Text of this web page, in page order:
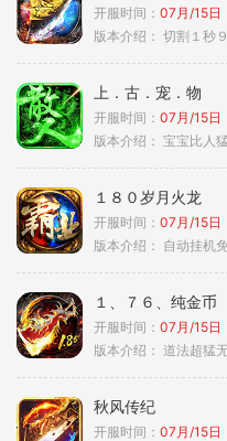
开服时间： 07月/15日
版本介绍： 切割１秒９
上．古．宠．物
开服时间： 07月/15日
版本介绍： 宝宝比人
１８０岁月火龙
开服时间： 07月/15日
版本介绍： 自动挂机
１、７６、纯金币
开服时间： 07月/15日
版本介绍： 道法超猛
秋风传纪
开服时间： 07月/15日